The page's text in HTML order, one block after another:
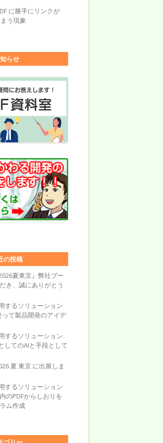
に勝手にリンクが
う現象
らせ
の投稿
夏東京』弊社ブー
き、誠にありがとう
するソリューション
て製品開発のアイデ
するソリューション
してのAIと手段として
夏 東京 に出展しま
するソリューション
のPDFからしおりを
ム作成